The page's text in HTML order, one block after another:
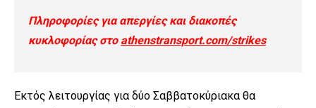
Πληροφορίες για απεργίες και διακοπές
κυκλοφορίας στο athenstransport.com/strikes
Εκτός λειτουργίας για δύο Σαββατοκύριακα θα